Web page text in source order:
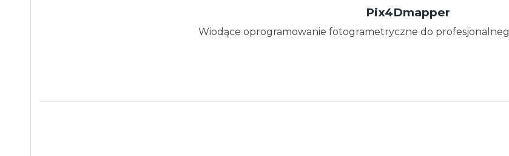
Pix4Dmapper
Wiodące oprogramowanie fotogrametryczne do